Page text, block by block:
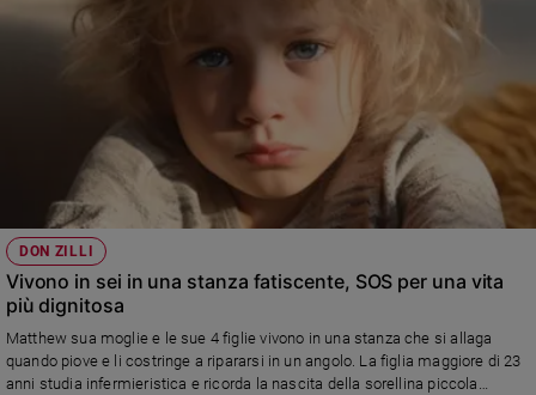
Video
Podcast
Privacy
Policy
DON ZILLI
Vivono in sei in una stanza fatiscente, SOS per una vita
più dignitosa
Matthew sua moglie e le sue 4 figlie vivono in una stanza che si allaga
quando piove e li costringe a ripararsi in un angolo. La figlia maggiore di 23
anni studia infermieristica e ricorda la nascita della sorellina piccola